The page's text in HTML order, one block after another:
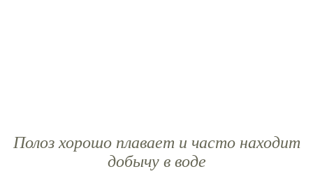
Полоз хорошо плавает и часто находит
добычу в воде